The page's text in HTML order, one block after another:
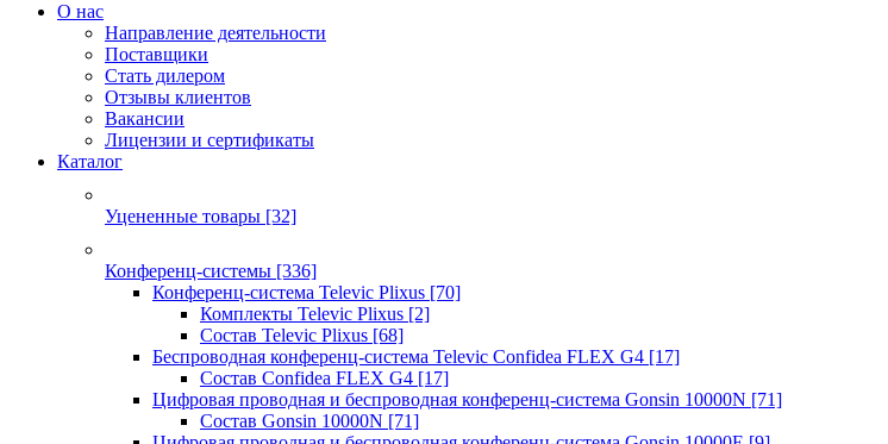
О нас
Направление деятельности
Поставщики
Стать дилером
Отзывы клиентов
Вакансии
Лицензии и сертификаты
Каталог
Уцененные товары [32]
Конференц-системы [336]
Конференц-система Televic Plixus [70]
Комплекты Televic Plixus [2]
Состав Televic Plixus [68]
Беспроводная конференц-система Televic Confidea FLEX G4 [17]
Состав Confidea FLEX G4 [17]
Цифровая проводная и беспроводная конференц-система Gonsin 10000N [71]
Состав Gonsin 10000N [71]